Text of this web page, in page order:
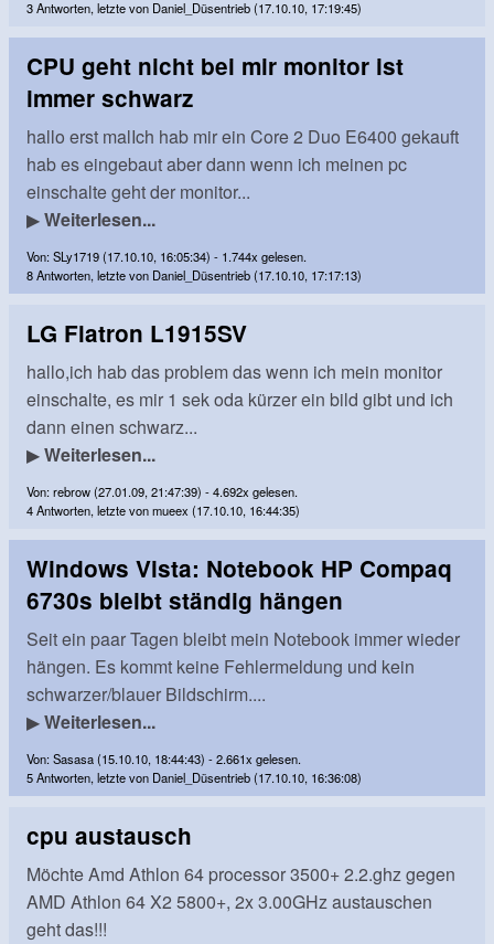
3 Antworten, letzte von Daniel_Düsentrieb (17.10.10, 17:19:45)
CPU geht nicht bei mir monitor ist
immer schwarz
hallo erst malIch hab mir ein Core 2 Duo E6400 gekauft
hab es eingebaut aber dann wenn ich meinen pc
einschalte geht der monitor...
▶Weiterlesen...
Von: SLy1719 (17.10.10, 16:05:34) - 1.744x gelesen.
8 Antworten, letzte von Daniel_Düsentrieb (17.10.10, 17:17:13)
LG Flatron L1915SV
hallo,ich hab das problem das wenn ich mein monitor
einschalte, es mir 1 sek oda kürzer ein bild gibt und ich
dann einen schwarz...
▶Weiterlesen...
Von: rebrow (27.01.09, 21:47:39) - 4.692x gelesen.
4 Antworten, letzte von mueex (17.10.10, 16:44:35)
Windows Vista: Notebook HP Compaq
6730s bleibt ständig hängen
Seit ein paar Tagen bleibt mein Notebook immer wieder
hängen. Es kommt keine Fehlermeldung und kein
schwarzer/blauer Bildschirm....
▶Weiterlesen...
Von: Sasasa (15.10.10, 18:44:43) - 2.661x gelesen.
5 Antworten, letzte von Daniel_Düsentrieb (17.10.10, 16:36:08)
cpu austausch
Möchte Amd Athlon 64 processor 3500+ 2.2.ghz gegen
AMD Athlon 64 X2 5800+, 2x 3.00GHz austauschen
geht das!!!